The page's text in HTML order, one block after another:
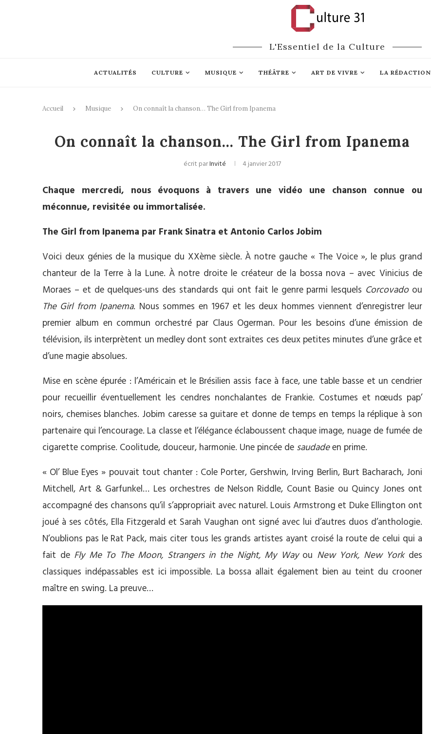
L'Essentiel de la Culture
ACTUALITÉS CULTURE MUSIQUE THÉÂTRE ART DE VIVRE LA RÉDACTION
Accueil Musique On connaît la chanson… The Girl from Ipanema
On connaît la chanson… The Girl from Ipanema
écrit parInvité 4 janvier 2017
Chaque mercredi, nous évoquons à travers une vidéo une chanson connue ou
méconnue, revisitée ou immortalisée.
The Girl from Ipanema par Frank Sinatra et Antonio Carlos Jobim
Voici deux génies de la musique du XXème siècle. À notre gauche « The Voice », le plus grand
chanteur de la Terre à la Lune. À notre droite le créateur de la bossa nova – avec Vinicius de
Moraes – et de quelques-uns des standards qui ont fait le genre parmi lesquels Corcovadoou
The Girl from Ipanema. Nous sommes en 1967 et les deux hommes viennent d’enregistrer leur
premier album en commun orchestré par Claus Ogerman. Pour les besoins d’une émission de
télévision, ils interprètent un medley dont sont extraites ces deux petites minutes d’une grâce et
d’une magie absolues.
Mise en scène épurée : l’Américain et le Brésilien assis face à face, une table basse et un cendrier
pour recueillir éventuellement les cendres nonchalantes de Frankie. Costumes et nœuds pap’
noirs, chemises blanches. Jobim caresse sa guitare et donne de temps en temps la réplique à son
partenaire qui l’encourage. La classe et l’élégance éclaboussent chaque image, nuage de fumée de
cigarette comprise. Coolitude, douceur, harmonie. Une pincée de saudadeen prime.
« Ol’ Blue Eyes » pouvait tout chanter : Cole Porter, Gershwin, Irving Berlin, Burt Bacharach, Joni
Mitchell, Art & Garfunkel… Les orchestres de Nelson Riddle, Count Basie ou Quincy Jones ont
accompagné des chansons qu’il s’appropriait avec naturel. Louis Armstrong et Duke Ellington ont
joué à ses côtés, Ella Fitzgerald et Sarah Vaughan ont signé avec lui d’autres duos d’anthologie.
N’oublions pas le Rat Pack, mais citer tous les grands artistes ayant croisé la route de celui qui a
fait de Fly Me To The Moon, Strangers in the Night, My Wayou New York, New Yorkdes
classiques indépassables est ici impossible. La bossa allait également bien au teint du crooner
maître en swing. La preuve…